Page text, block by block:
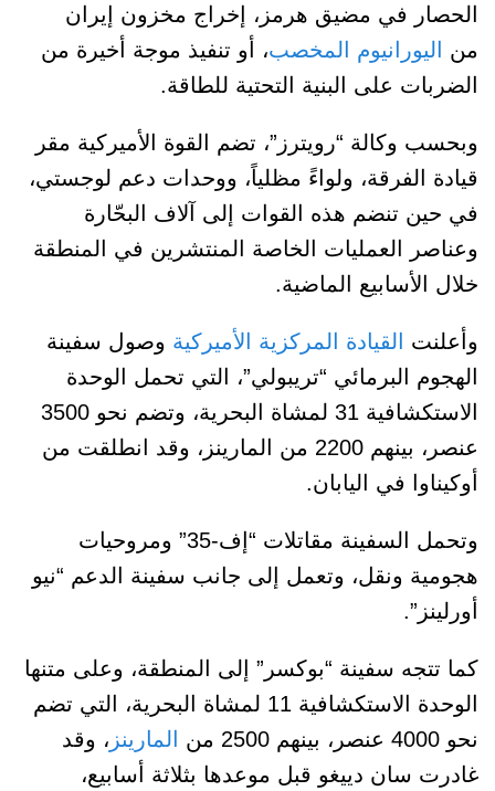
الحصار في مضيق هرمز، إخراج مخزون إيران
من
اليورانيوم المخصب، أو تنفيذ موجة أخيرة من
الضربات على البنية التحتية للطاقة.
وبحسب وكالة “رويترز”، تضم القوة الأميركية مقر
قيادة الفرقة، ولواءً مظلياً، ووحدات دعم لوجستي،
في حين تنضم هذه القوات إلى آلاف البحّارة
وعناصر العمليات الخاصة المنتشرين في المنطقة
خلال الأسابيع الماضية.
وأعلنت القيادة المركزية الأميركية وصول سفينة
الهجوم البرمائي “تريبولي”، التي تحمل الوحدة
الاستكشافية 31 لمشاة البحرية، وتضم نحو 3500
عنصر، بينهم 2200 من المارينز، وقد انطلقت من
أوكيناوا في اليابان.
وتحمل السفينة مقاتلات “إف-35” ومروحيات
هجومية ونقل، وتعمل إلى جانب سفينة الدعم “نيو
أورلينز”.
كما تتجه سفينة “بوكسر” إلى المنطقة، وعلى متنها
الوحدة الاستكشافية 11 لمشاة البحرية، التي تضم
نحو 4000 عنصر، بينهم 2500 من
المارينز ، وقد
غادرت سان دييغو قبل موعدها بثلاثة أسابيع،